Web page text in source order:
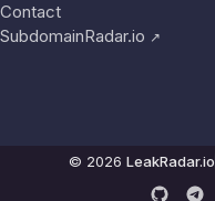
Contact
SubdomainRadar.io ↗
© 2026 LeakRadar.io